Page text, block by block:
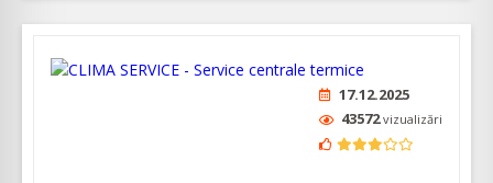
17.12.2025
43572vizualizări